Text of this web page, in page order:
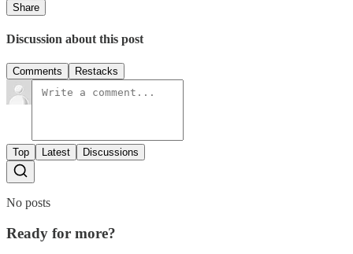
Share
Discussion about this post
Comments Restacks
Top Latest Discussions
No posts
Ready for more?